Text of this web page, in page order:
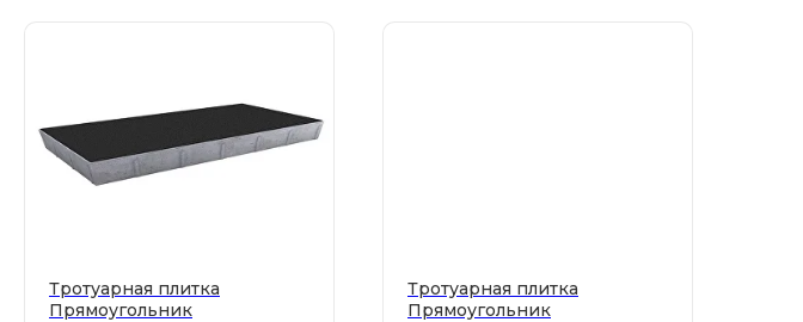
Тротуарная плитка
Прямоугольник
Тротуарная плитка
Прямоугольник